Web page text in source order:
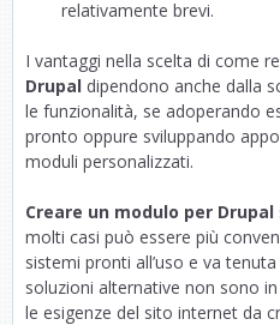
relativamente brevi.
I vantaggi nella scelta di come
Drupal dipendono anche dalla
le funzionalità, se adoperando
pronto oppure sviluppando
moduli personalizzati.
Creare un modulo per Drupal
molti casi può essere più
sistemi pronti all’uso e va
soluzioni alternative non sono
le esigenze del sito internet da